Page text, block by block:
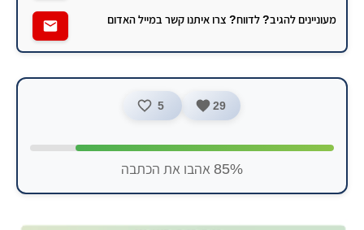
מעוניינים להגיב? לדווח? צרו איתנו קשר במייל האדום
29
5
85% אהבו את הכתבה